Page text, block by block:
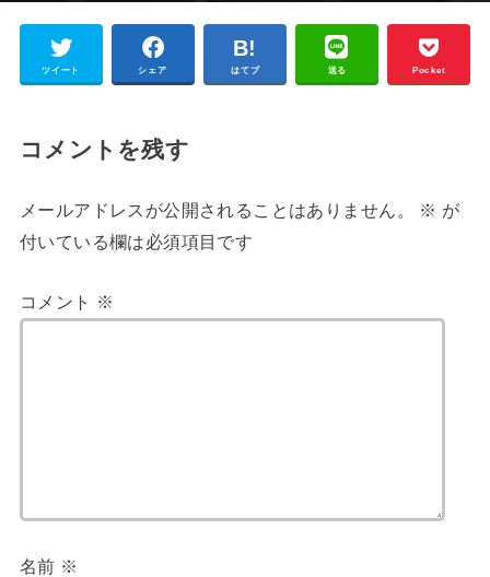
ツイート シェア はてブ 送る Pocket
コメントを残す
メールアドレスが公開されることはありません。 ※ が
付いている欄は必須項目です
コメント ※
名前 ※